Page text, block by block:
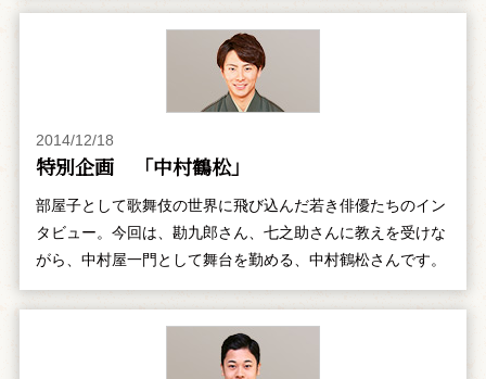
2014/12/18
特別企画 「中村鶴松」
部屋子として歌舞伎の世界に飛び込んだ若き俳優たちのイン
タビュー。今回は、勘九郎さん、七之助さんに教えを受けな
がら、中村屋一門として舞台を勤める、中村鶴松さんです。